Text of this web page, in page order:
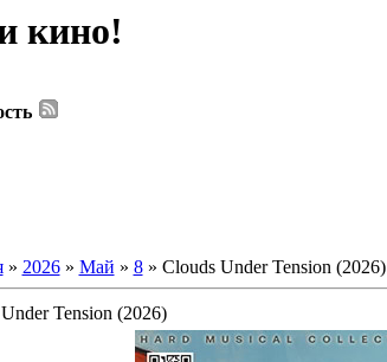
кино!
» 2026 » Май » 8» Clouds Under Tension (2026)
Tension (2026)